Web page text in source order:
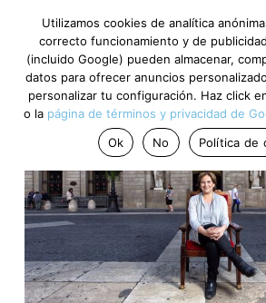
Utilizamos cookies de analítica
correcto funcionamiento y de
(incluido Google) pueden almacenar,
datos para ofrecer anuncios
personalizar tu configuración. Haz click
o la página de términos y privacidad de
Ok
No Política de